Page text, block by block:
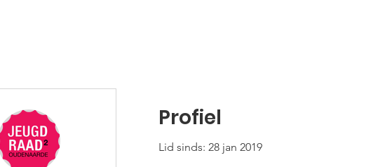
Profiel
Lid sinds: 28 jan 2019